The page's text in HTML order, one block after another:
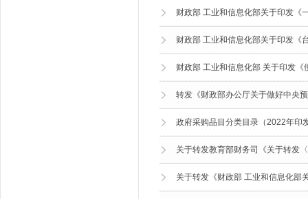
财政部 工业和信息化部关于印发《
财政部 工业和信息化部关于印发《
财政部 工业和信息化部 关于印发
转发《财政部办公厅关于做好中央
政府采购品目分类目录（2022年印
关于转发教育部财务司《关于转发
关于转发《财政部 工业和信息化部